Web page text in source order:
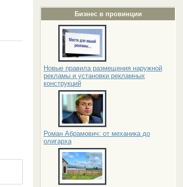
Бизнес в провинции
Новые правила размещения наружной
рекламы и установки рекламных
конструкций
Роман Абрамович: от механика до
олигарха